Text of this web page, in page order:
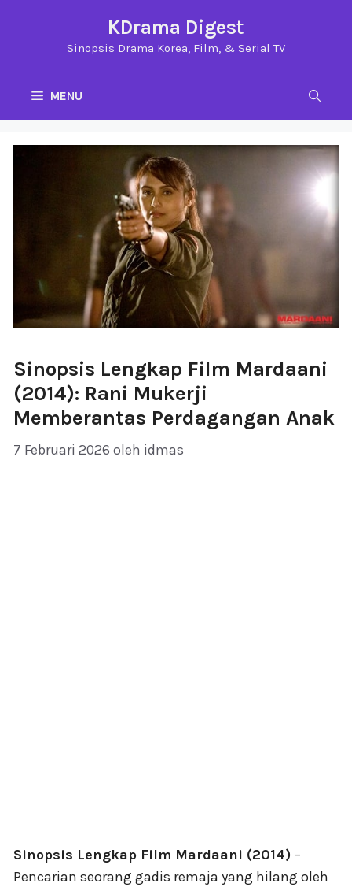
KDrama Digest
Sinopsis Drama Korea, Film, & Serial TV
MENU
Sinopsis Lengkap Film Mardaani
(2014): Rani Mukerji
Memberantas Perdagangan Anak
7 Februari 2026 oleh idmas
Sinopsis Lengkap Film Mardaani (2014) –
Pencarian seorang gadis remaja yang hilang oleh